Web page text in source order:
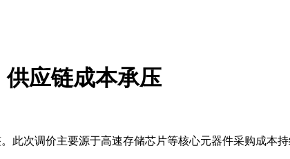
供应链成本承压
此次调价主要源于高速存储芯片等核心元器件采购成本